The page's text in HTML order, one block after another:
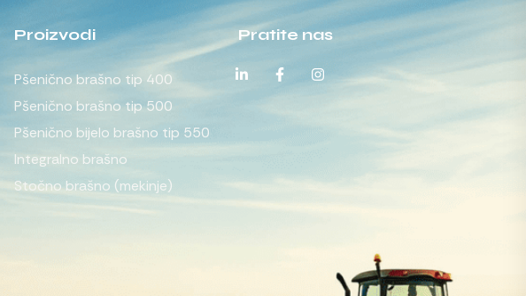
Proizvodi
Pšenično brašno tip 400
Pšenično brašno tip 500
Pšenično bijelo brašno tip 550
Integralno brašno
Stočno brašno (mekinje)
Pratite nas